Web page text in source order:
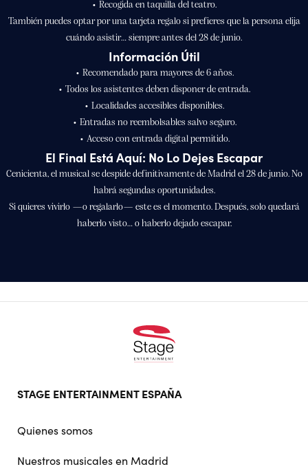
• Recogida en taquilla del teatro.
También puedes optar por una tarjeta regalo si prefieres que la persona elija
cuándo asistir… siempre antes del 28 de junio.
Información Útil
• Recomendado para mayores de 6 años.
• Todos los asistentes deben disponer de entrada.
• Localidades accesibles disponibles.
• Entradas no reembolsables salvo seguro.
• Acceso con entrada digital permitido.
El Final Está Aquí: No Lo Dejes Escapar
Cenicienta, el musical se despide definitivamente de Madrid el 28 de junio. No
habrá segundas oportunidades.
Si quieres vivirlo —o regalarlo— este es el momento. Después, solo quedará
haberlo visto… o haberlo dejado escapar.
doormat
STAGE ENTERTAINMENT ESPAÑA
Quienes somos
Nuestros musicales en Madrid